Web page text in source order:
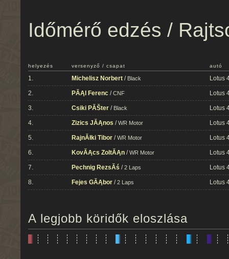
Időmérő edzés /
helyezés versenyző / csapat autó
1. Michelisz Norbert / Black Lotus
2. PĂĄl Ferenc /CNF Lotus
3. Csiki PĂŠter / Black Lotus
4. Zizics JĂĄnos /WR Motor Lotus
5. RajnĂłki Tibor /WR Motor Lotus
6. KovĂĄcs ZoltĂĄn /WR Motor Lotus
7. Pechnig RezsĂś /2 Laps Lotus
8. Fejes GĂĄbor /2 Laps Lotus
A legjobb köridők eloszlása